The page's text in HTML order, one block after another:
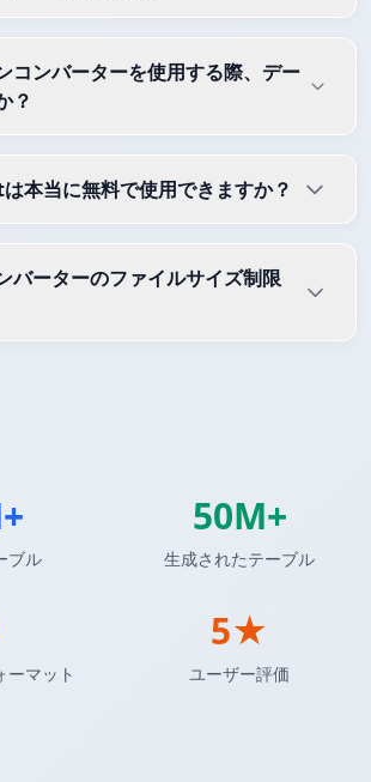
コンバーターを使用する際、デー
？
本当に無料で使用できますか？
バーターのファイルサイズ制限
ブル
50M+
生成されたテーブル
ーマット
5★
ユーザー評価